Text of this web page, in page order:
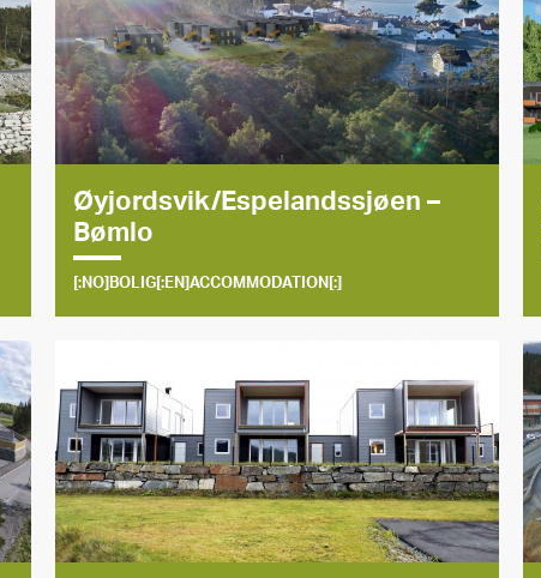
Øyjordsvik/Espelandssjøen –
Bømlo
[:NO]BOLIG[:EN]ACCOMMODATION[:]